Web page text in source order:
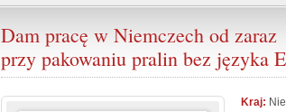
Dam pracę w Niemczech od zaraz
przy pakowaniu pralin bez języka
Kraj: